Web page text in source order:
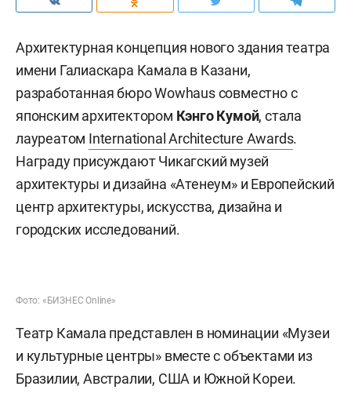
Архитектурная концепция нового здания театра
имени Галиаскара Камала в Казани,
разработанная бюро Wowhaus совместно с
японским архитектором Кэнго Кумой, стала
лауреатом International Architecture Awards.
Награду присуждают Чикагский музей
архитектуры и дизайна «Атенеум» и Европейский
центр архитектуры, искусства, дизайна и
городских исследований.
Фото: «БИЗНЕС Online»
Театр Камала представлен в номинации «Музеи
и культурные центры» вместе с объектами из
Бразилии, Австралии, США и Южной Кореи.